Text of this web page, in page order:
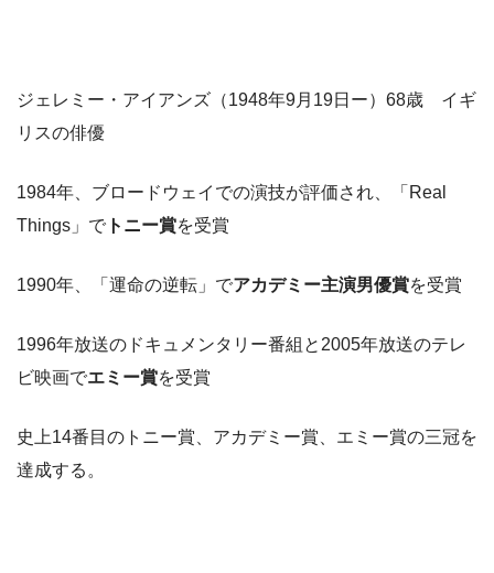
ジェレミー・アイアンズ（1948年9月19日ー）68歳 イギ
リスの俳優
1984年、ブロードウェイでの演技が評価され、「Real
Things」で トニー賞を受賞
1990年、「運命の逆転」でアカデミー主演男優賞を受賞
1996年放送のドキュメンタリー番組と2005年放送のテレ
ビ映画でエミー賞を受賞
史上14番目のトニー賞、アカデミー賞、エミー賞の三冠を
達成する。